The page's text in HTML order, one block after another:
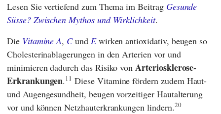
Lesen Sie vertiefend zum Thema im Beitrag Gesunde
Süsse? Zwischen Mythos und Wirklichkeit.
Die Vitamine A, Cund Ewirken antioxidativ, beugen so
Cholesterinablagerungen in den Arterien vor und
minimieren dadurch das Risiko vonArteriosklerose-
Erkrankungen.11 Diese Vitamine fördern zudem Haut-
und Augengesundheit, beugen vorzeitiger Hautalterung
vor und können Netzhauterkrankungen lindern.20